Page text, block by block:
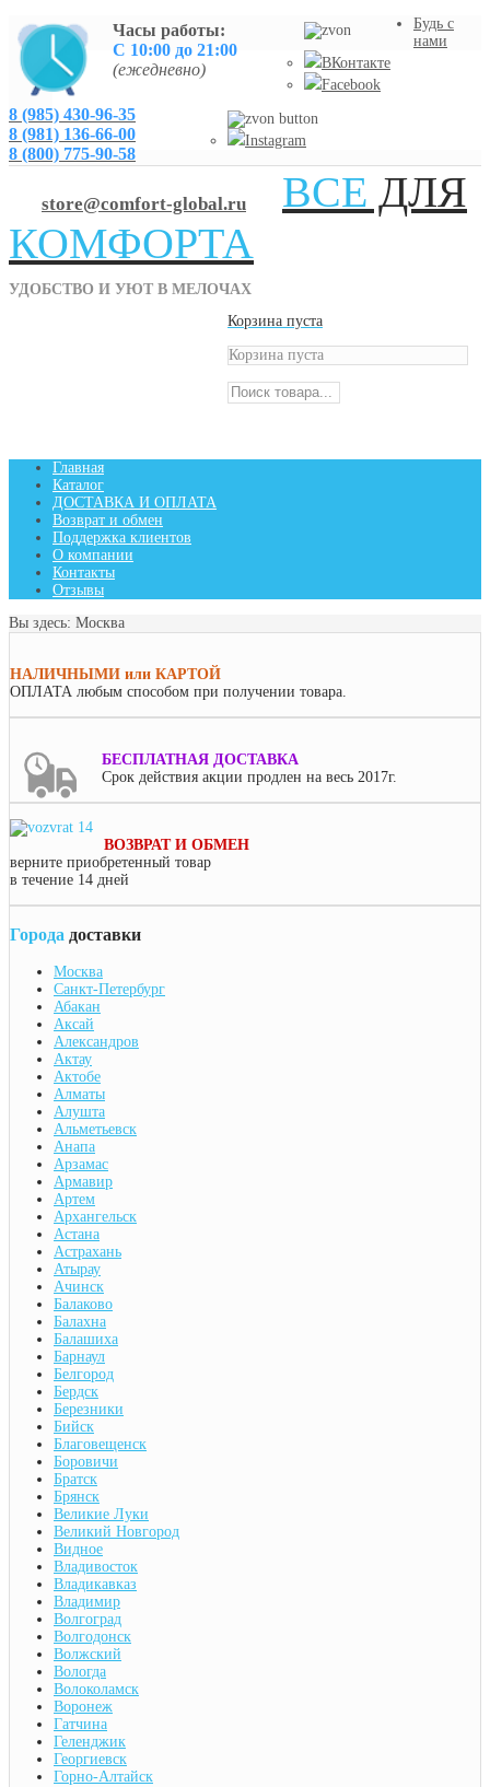
Часы работы:
С 10:00 до 21:00
(ежедневно)
8 (985) 430-96-35
8 (981) 136-66-00
8 (800) 775-90-58
store@comfort-global.ru
Будь с
нами
ВКонтакте
Facebook
Instagram
ВСЕ ДЛЯ
КОМФОРТА
УДОБСТВО И УЮТ В МЕЛОЧАХ
Корзина пуста
Корзина пуста
Главная
Каталог
ДОСТАВКА И ОПЛАТА
Возврат и обмен
Поддержка клиентов
О компании
Контакты
Отзывы
Вы здесь: Москва
НАЛИЧНЫМИ или КАРТОЙ
ОПЛАТА любым способом при получении товара.
БЕСПЛАТНАЯ ДОСТАВКА
Срок действия акции продлен на весь 2017г.
ВОЗВРАТ И ОБМЕН
верните приобретенный товар
в течение 14 дней
Города доставки
Москва
Санкт-Петербург
Абакан
Аксай
Александров
Актау
Актобе
Алматы
Алушта
Альметьевск
Анапа
Арзамас
Армавир
Артем
Архангельск
Астана
Астрахань
Атырау
Ачинск
Балаково
Балахна
Балашиха
Барнаул
Белгород
Бердск
Березники
Бийск
Благовещенск
Боровичи
Братск
Брянск
Великие Луки
Великий Новгород
Видное
Владивосток
Владикавказ
Владимир
Волгоград
Волгодонск
Волжский
Вологда
Волоколамск
Воронеж
Гатчина
Геленджик
Георгиевск
Горно-Алтайск